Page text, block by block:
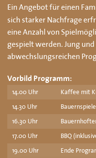
Ein Angebot für einen
sich starker Nachfrage
eine Anzahl von
gespielt werden. Jung
abwechslungsreichen
Vorbild Programm:
14.00 Uhr
Kaffee mit
14.30 Uhr
Bauernspiele
16.30 Uhr
17.00 Uhr
BBQ
19.00 Uhr
Ende